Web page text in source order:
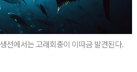
선에서는 고래회충이 이따금 발견된다.